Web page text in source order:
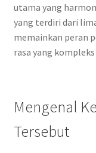
utama yang
yang terdiri dari
memainkan peran
rasa yang
Mengenal
Tersebut